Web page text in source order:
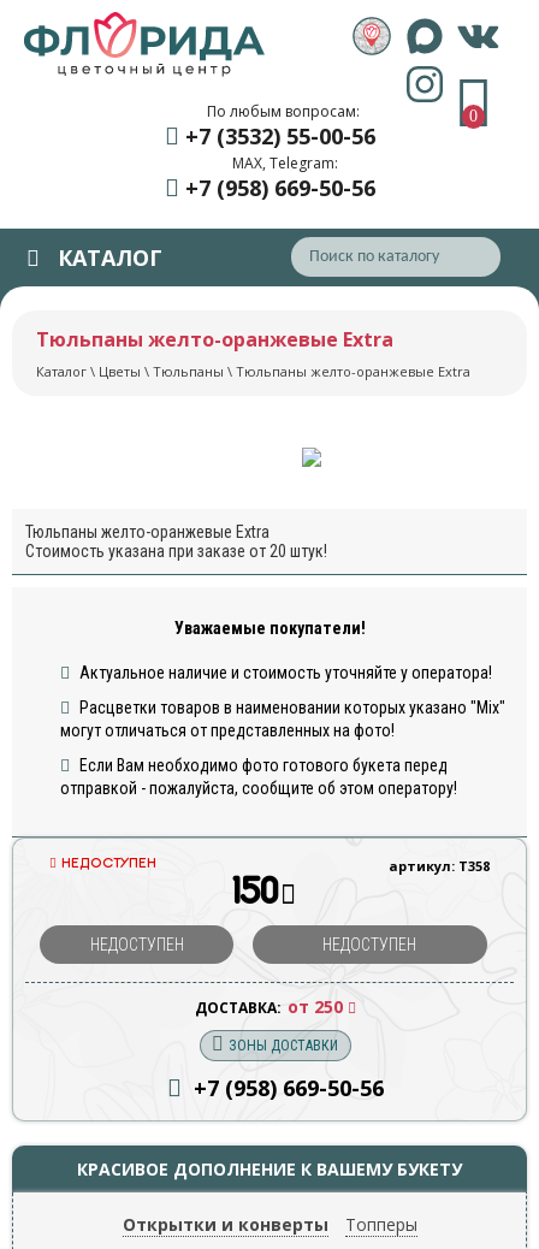
По любым вопросам:
+7 (3532) 55-00-56
MAX, Telegram:
+7 (958) 669-50-56
0
КАТАЛОГ
Тюльпаны желто-оранжевые Extra
Каталог \ Цветы \ Тюльпаны \ Тюльпаны желто-оранжевые Extra
Тюльпаны желто-оранжевые Extra
Стоимость указана при заказе от 20 штук!
Уважаемые покупатели!
Актуальное наличие и стоимость уточняйте у оператора!
Расцветки товаров в наименовании которых указано "Mix"
могут отличаться от представленных на фото!
Если Вам необходимо фото готового букета перед
отправкой - пожалуйста, сообщите об этом оператору!
артикул: Т358
НЕДОСТУПЕН
150
НЕДОСТУПЕН НЕДОСТУПЕН
ДОСТАВКА: от 250
ЗОНЫ ДОСТАВКИ
+7 (958) 669-50-56
КРАСИВОЕ ДОПОЛНЕНИЕ К ВАШЕМУ БУКЕТУ
Открытки и конверты
Топперы